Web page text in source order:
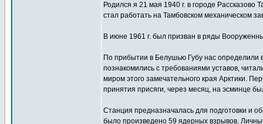
Родился я 21 мая 1940 г. в городе Рассказово
стал работать на Тамбовском механическом
В июне 1961 г. был призван в ряды
По прибытии в Белушью Губу нас определили
познакомились с требованиями уставов,
миром этого замечательного края Арктики.
принятия присяги, через месяц, на эсминце
Станция предназначалась для подготовки и
было произведено 59 ядерных взрывов.